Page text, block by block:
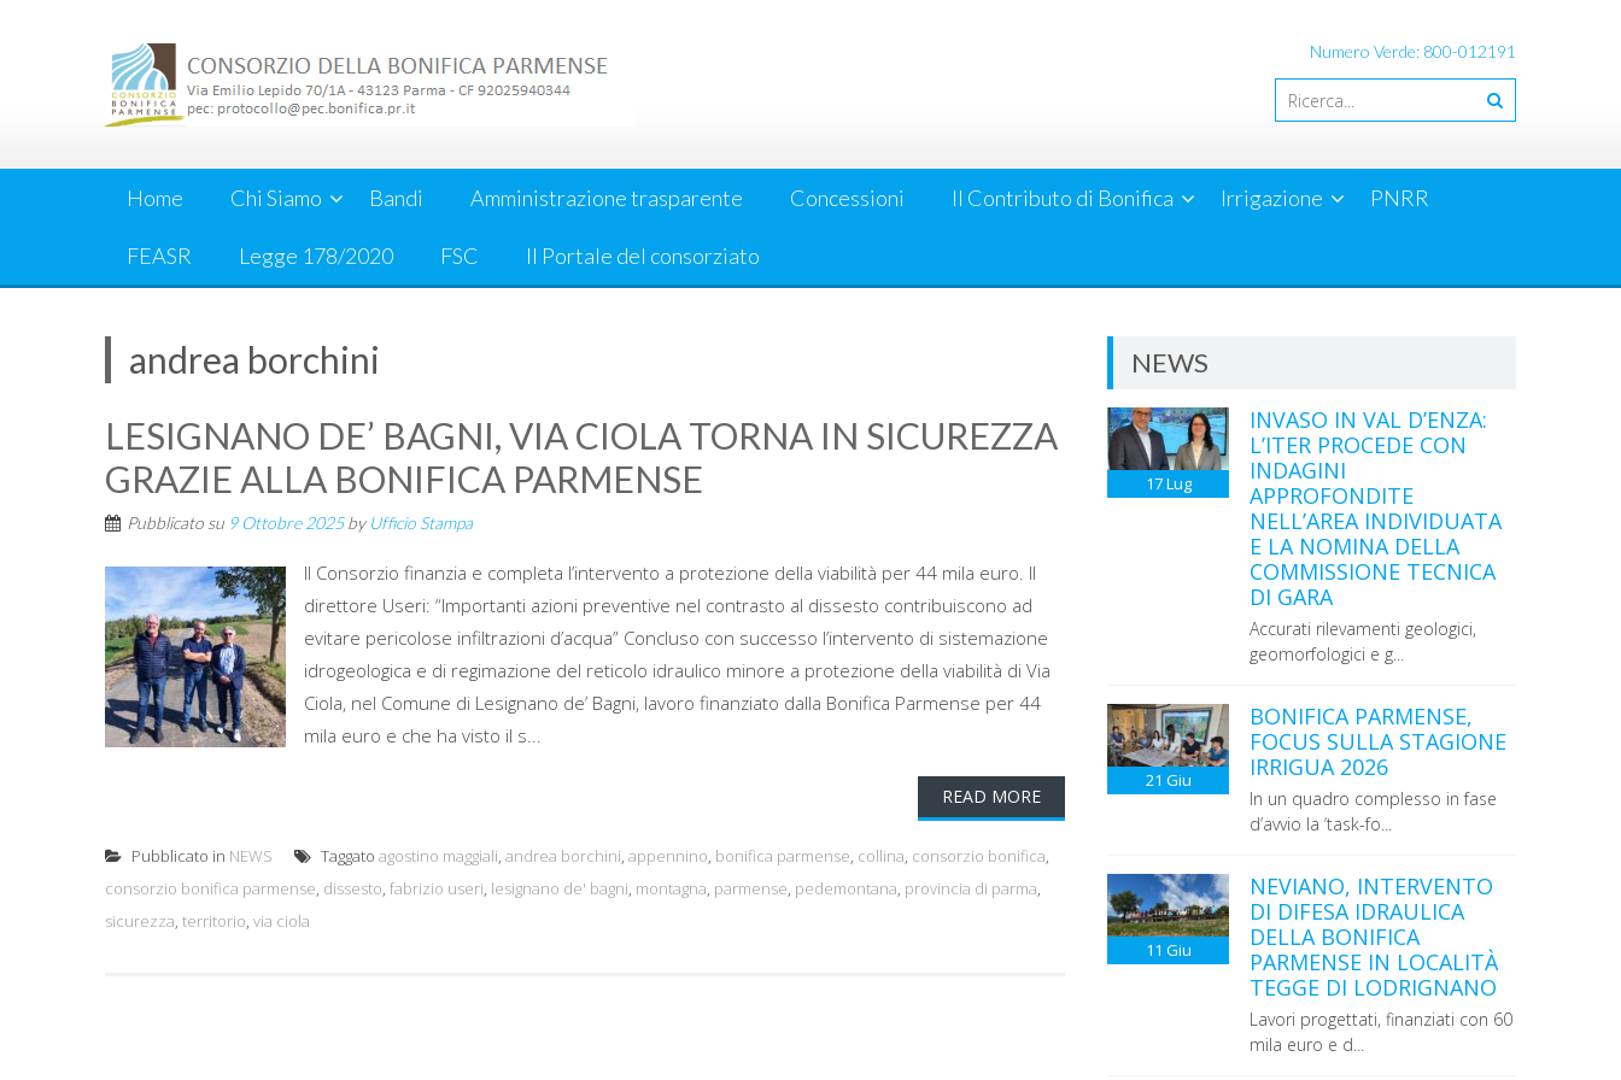
Numero Verde: 800-012191
Home Chi Siamo Bandi Amministrazione trasparente Concessioni Il Contributo di Bonifica Irrigazione PNRR
FEASR Legge 178/2020 FSC Il Portale del consorziato
andrea borchini
LESIGNANO DE’ BAGNI, VIA CIOLA TORNA IN SICUREZZA
GRAZIE ALLA BONIFICA PARMENSE
Pubblicato su 9 Ottobre 2025by Ufficio Stampa
Il Consorzio finanzia e completa l’intervento a protezione della viabilità per 44 mila euro. Il
direttore Useri: “Importanti azioni preventive nel contrasto al dissesto contribuiscono ad
evitare pericolose infiltrazioni d’acqua” Concluso con successo l’intervento di sistemazione
idrogeologica e di regimazione del reticolo idraulico minore a protezione della viabilità di Via
Ciola, nel Comune di Lesignano de’ Bagni, lavoro finanziato dalla Bonifica Parmense per 44
mila euro e che ha visto il s...
READ MORE
Pubblicato in NEWS Taggato agostino maggiali, andrea borchini, appennino, bonifica parmense, collina, consorzio bonifica,
consorzio bonifica parmense, dissesto, fabrizio useri, lesignano de' bagni, montagna, parmense, pedemontana, provincia di parma,
sicurezza, territorio, via ciola
NEWS
17Lug
INVASO IN VAL D’ENZA:
L’ITER PROCEDE CON
INDAGINI
APPROFONDITE
NELL’AREA INDIVIDUATA
E LA NOMINA DELLA
COMMISSIONE TECNICA
DI GARA
Accurati rilevamenti geologici,
geomorfologici e g...
21 Giu
BONIFICA PARMENSE,
FOCUS SULLA STAGIONE
IRRIGUA 2026
In un quadro complesso in fase
d’avvio la ‘task-fo...
11 Giu
NEVIANO, INTERVENTO
DI DIFESA IDRAULICA
DELLA BONIFICA
PARMENSE IN LOCALITÀ
TEGGE DI LODRIGNANO
Lavori progettati, finanziati con 60
mila euro e d...